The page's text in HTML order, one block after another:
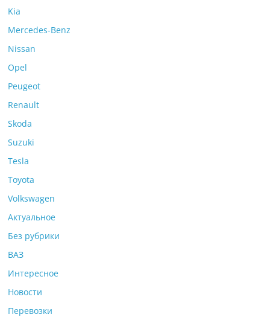
Kia
Mercedes-Benz
Nissan
Opel
Peugeot
Renault
Skoda
Suzuki
Tesla
Toyota
Volkswagen
Актуальное
Без рубрики
ВАЗ
Интересное
Новости
Перевозки